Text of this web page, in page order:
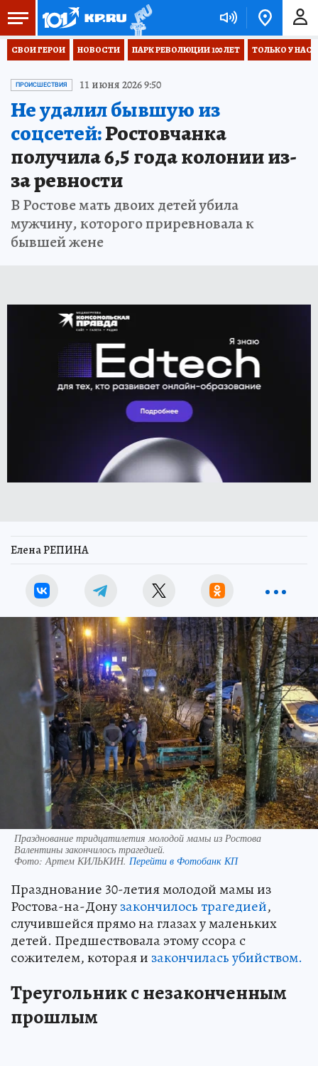
СВОИ ГЕРОИ НОВОСТИ ПАРК РЕВОЛЮЦИИ 100 ЛЕТ ТОЛЬКО У НАС
ПРОИСШЕСТВИЯ 11 июня 2026 9:50
Не удалил бывшую из
соцсетей:Ростовчанка
получила 6,5 года колонии из-
за ревности
В Ростове мать двоих детей убила
мужчину, которого приревновала к
бывшей жене
Елена РЕПИНА
Празднование тридцатилетия молодой мамы из Ростова
Валентины закончилось трагедией.
Фото:Артем КИЛЬКИН. Перейти в Фотобанк КП
Празднование 30-летия молодой мамы из
Ростова-на-Донузакончилось трагедией,
случившейся прямо на глазах у маленьких
детей. Предшествовала этому ссора с
сожителем, которая и закончилась убийством.
Треугольник с незаконченным
прошлым